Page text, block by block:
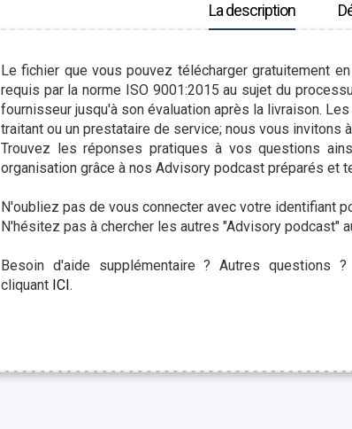
La description
Le fichier que vous pouvez télécharger gratuitement
requis par la norme ISO 9001:2015 au sujet du
fournisseur jusqu'à son évaluation après la livraison.
traitant ou un prestataire de service; nous vous invitons
Trouvez les réponses pratiques à vos questions
organisation grâce à nos Advisory podcast préparés et
N'oubliez pas de vous connecter avec votre identifiant
N'hésitez pas à chercher les autres "Advisory podcast"
Besoin d'aide supplémentaire ? Autres questions
cliquant ICI.